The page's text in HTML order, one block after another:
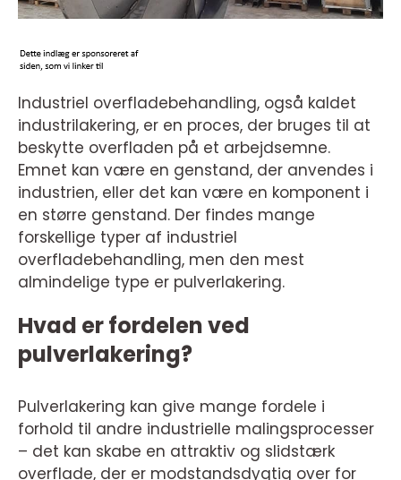
Industriel overfladebehandling, også kaldet
industrilakering, er en proces, der bruges til at
beskytte overfladen på et arbejdsemne.
Emnet kan være en genstand, der anvendes i
industrien, eller det kan være en komponent i
en større genstand. Der findes mange
forskellige typer af industriel
overfladebehandling, men den mest
almindelige type er pulverlakering.
Hvad er fordelen ved
pulverlakering?
Pulverlakering kan give mange fordele i
forhold til andre industrielle malingsprocesser
– det kan skabe en attraktiv og slidstærk
overflade, der er modstandsdygtig over for